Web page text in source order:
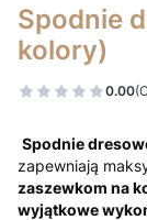
Spodnie
kolory)
0.00
Spodnie
zapewniają
zaszewkom na
wyjątkowe